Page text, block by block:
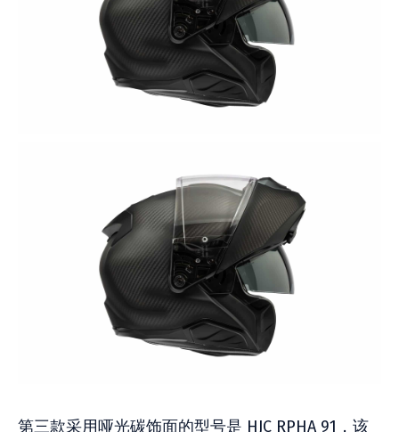
第三款采用哑光碳饰面的型号是 HJC RPHA 91，该